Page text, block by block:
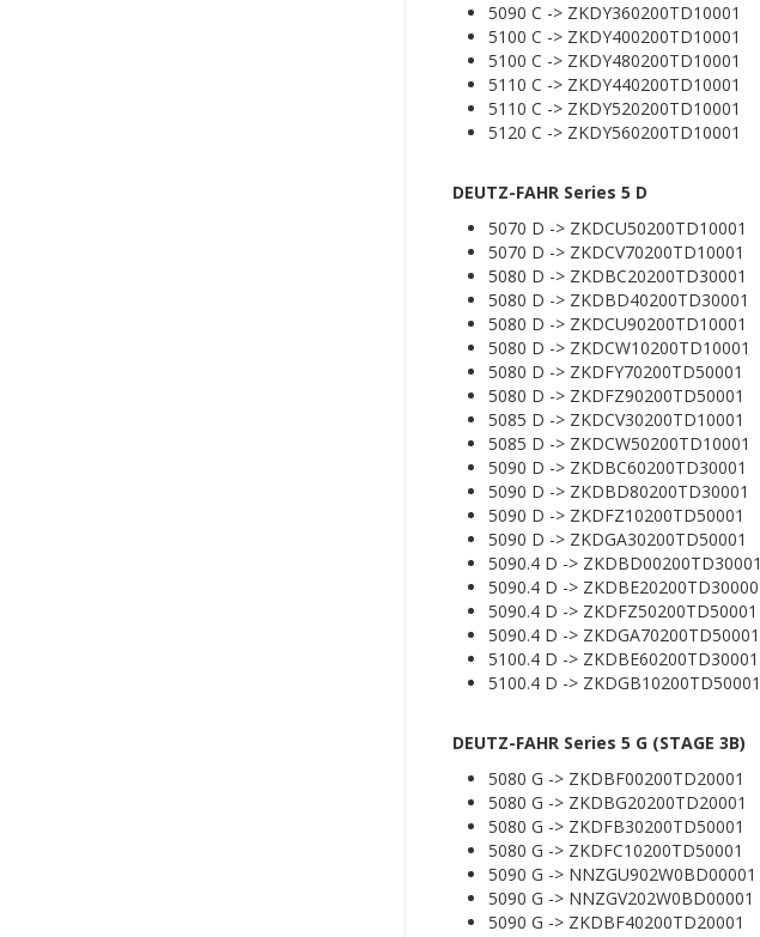
5090 C -> ZKDY360200TD10001
5100 C -> ZKDY400200TD10001
5100 C -> ZKDY480200TD10001
5110 C -> ZKDY440200TD10001
5110 C -> ZKDY520200TD10001
5120 C -> ZKDY560200TD10001
DEUTZ-FAHR Series 5 D
5070 D -> ZKDCU50200TD10001
5070 D -> ZKDCV70200TD10001
5080 D -> ZKDBC20200TD30001
5080 D -> ZKDBD40200TD30001
5080 D -> ZKDCU90200TD10001
5080 D -> ZKDCW10200TD10001
5080 D -> ZKDFY70200TD50001
5080 D -> ZKDFZ90200TD50001
5085 D -> ZKDCV30200TD10001
5085 D -> ZKDCW50200TD10001
5090 D -> ZKDBC60200TD30001
5090 D -> ZKDBD80200TD30001
5090 D -> ZKDFZ10200TD50001
5090 D -> ZKDGA30200TD50001
5090.4 D -> ZKDBD00200TD30001
5090.4 D -> ZKDBE20200TD30000
5090.4 D -> ZKDFZ50200TD50001
5090.4 D -> ZKDGA70200TD50001
5100.4 D -> ZKDBE60200TD30001
5100.4 D -> ZKDGB10200TD50001
DEUTZ-FAHR Series 5 G (STAGE 3B)
5080 G -> ZKDBF00200TD20001
5080 G -> ZKDBG20200TD20001
5080 G -> ZKDFB30200TD50001
5080 G -> ZKDFC10200TD50001
5090 G -> NNZGU902W0BD00001
5090 G -> NNZGV202W0BD00001
5090 G -> ZKDBF40200TD20001